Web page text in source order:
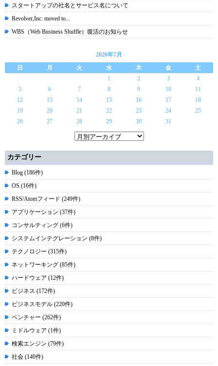
スタートアップの社名とサービス名について
Revolver,Inc. moved to...
WBS（Web Business Shuffle）復活のお知らせ
2026年7月
日
月 火 水 木 金
土
1
2 3
4
5
6 7 8 9 10
11
12
13 14 15 16 17
18
19
20 21 22 23 24
25
26
27 28 29 30 31
カテゴリー
Blog (186件)
OS (16件)
RSS/Atomフィード (249件)
アプリケーション (37件)
コンサルティング (6件)
システムインテグレーション (8件)
テクノロジー (315件)
ネットワーキング (85件)
ハードウェア (12件)
ビジネス (172件)
ビジネスモデル (220件)
ベンチャー (262件)
ミドルウェア (1件)
検索エンジン (79件)
社会 (140件)